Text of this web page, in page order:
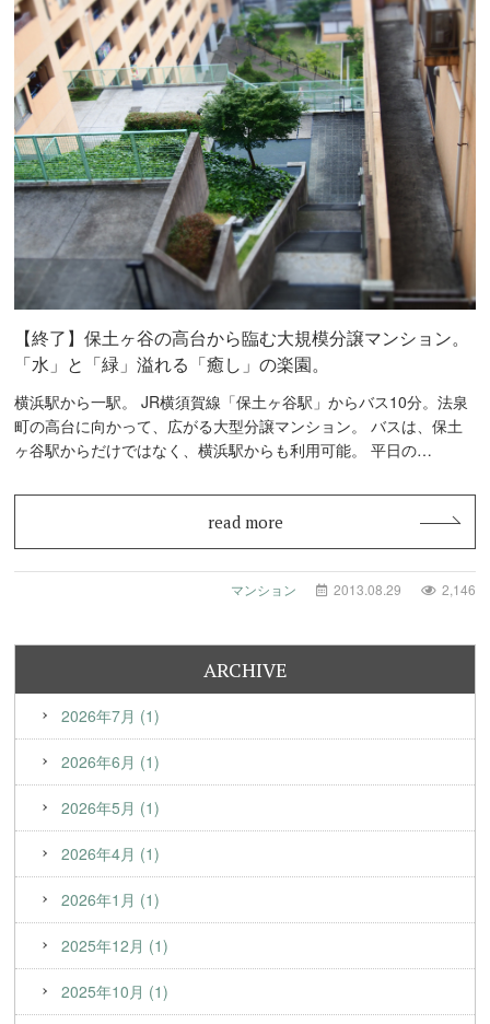
【終了】保土ヶ谷の高台から臨む大規模分譲マンション。
「水」と「緑」溢れる「癒し」の楽園。
横浜駅から一駅。 JR横須賀線「保土ヶ谷駅」からバス10分。法泉
町の高台に向かって、広がる大型分譲マンション。 バスは、保土
ヶ谷駅からだけではなく、横浜駅からも利用可能。 平日の…
read more
マンション 2013.08.29 2,146
ARCHIVE
2026年7月 (1)
2026年6月 (1)
2026年5月 (1)
2026年4月 (1)
2026年1月 (1)
2025年12月 (1)
2025年10月 (1)